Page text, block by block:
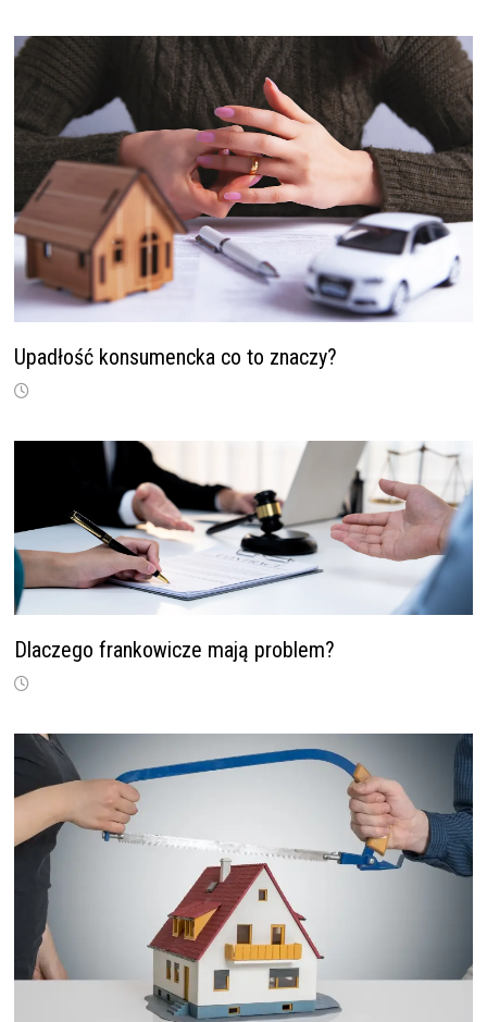
Upadłość konsumencka co to znaczy?
Dlaczego frankowicze mają problem?